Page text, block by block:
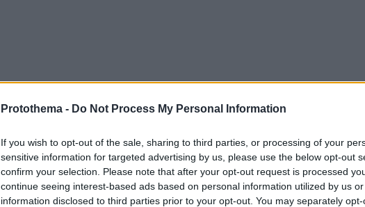
Protothema - Do Not Process My Personal Information
If you wish to opt-out of the sale, sharing to third parties, or processing of your
sensitive information for targeted advertising by us, please use the below opt-out
confirm your selection. Please note that after your opt-out request is processed
continue seeing interest-based ads based on personal information utilized by us
information disclosed to third parties prior to your opt-out. You may separately